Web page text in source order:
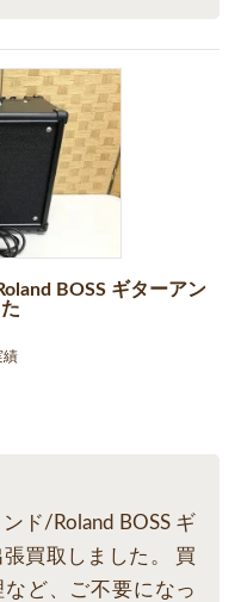
BOSS ギターアン
績
ド/Roland BOSS ギ
買取しました。 買
ど、ご不要になっ